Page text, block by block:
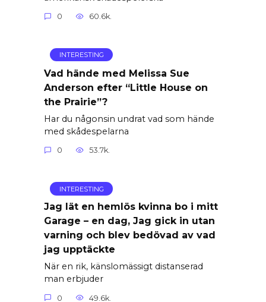
0 60.6k.
INTERESTING
Vad hände med Melissa Sue
Anderson efter “Little House on
the Prairie”?
Har du någonsin undrat vad som hände
med skådespelarna
0 53.7k.
INTERESTING
Jag lät en hemlös kvinna bo i mitt
Garage – en dag, Jag gick in utan
varning och blev bedövad av vad
jag upptäckte
När en rik, känslomässigt distanserad
man erbjuder
0 49.6k.